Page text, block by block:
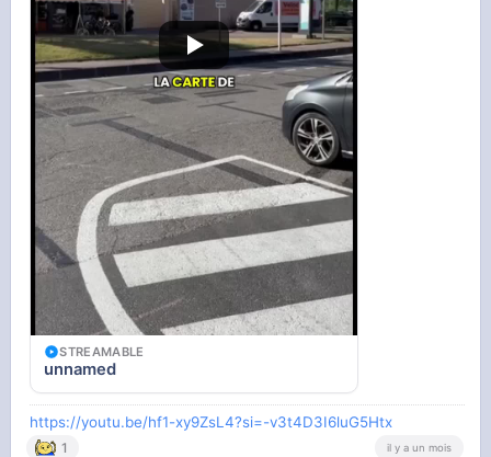
STREAMABLE
unnamed
https://youtu.be/hf1-xy9ZsL4?si=-v3t4D3I6luG5Htx
1 il y a un mois